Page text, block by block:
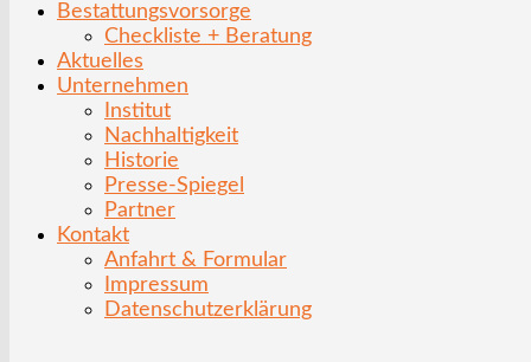
Bestattungsvorsorge
Checkliste + Beratung
Aktuelles
Unternehmen
Institut
Nachhaltigkeit
Historie
Presse-Spiegel
Partner
Kontakt
Anfahrt & Formular
Impressum
Datenschutzerklärung